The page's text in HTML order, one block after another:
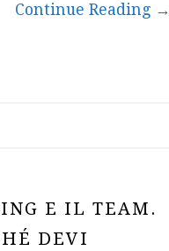
Continue Reading →
E IL TEAM.
DEVI